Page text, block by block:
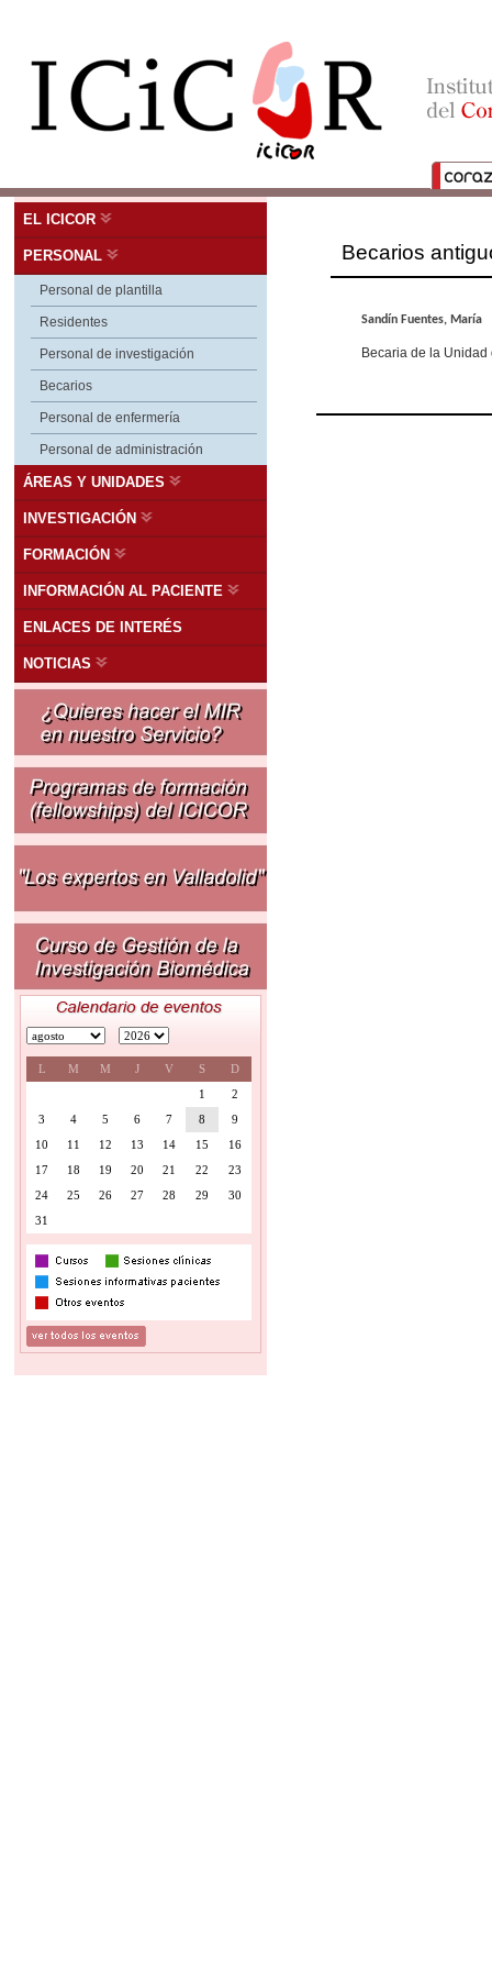
EL ICICOR
PERSONAL
Personal de plantilla
Residentes
Personal de investigación
Becarios
Personal de enfermería
Personal de administración
ÁREAS Y UNIDADES
INVESTIGACIÓN
FORMACIÓN
INFORMACIÓN AL PACIENTE
ENLACES DE INTERÉS
NOTICIAS
L M M J V S
D
1
2
3
4 5 6 7 8
9
10
11 12 13 14 15
16
17
18 19 20 21 22
23
24
25 26 27 28 29
30
31
Becarios
Sandín Fuentes, María
Becaria de la